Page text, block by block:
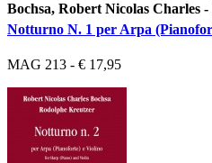
Bochsa, Robert Nicolas Charles
Notturno N. 1 per Arpa
MAG 213 - € 17,95